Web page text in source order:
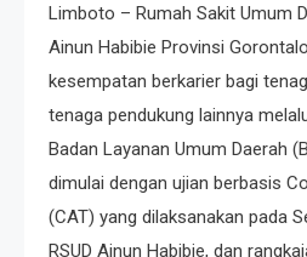
Limboto – Rumah Sakit Umum
Ainun Habibie Provinsi
kesempatan berkarier bagi
tenaga pendukung lainnya
Badan Layanan Umum Daerah
dimulai dengan ujian berbasis
(CAT) yang dilaksanakan pada
RSUD Ainun Habibie, dan